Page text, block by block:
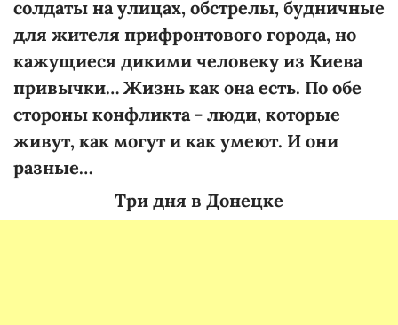
солдаты на улицах, обстрелы, будничные
для жителя прифронтового города, но
кажущиеся дикими человеку из Киева
привычки… Жизнь как она есть. По обе
стороны конфликта - люди, которые
живут, как могут и как умеют. И они
разные…
Три дня в Донецке